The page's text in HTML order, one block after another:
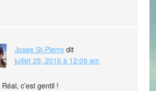
Josee St-Pierre dit
juillet 29, 2016 à 12:09 am
c’est gentil !